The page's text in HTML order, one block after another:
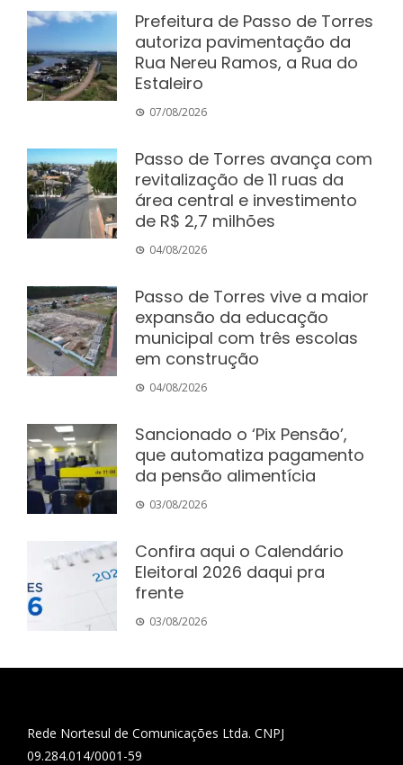
Prefeitura de Passo de Torres
autoriza pavimentação da
Rua Nereu Ramos, a Rua do
Estaleiro
07/08/2026
Passo de Torres avança com
revitalização de 11 ruas da
área central e investimento
de R$ 2,7 milhões
04/08/2026
Passo de Torres vive a maior
expansão da educação
municipal com três escolas
em construção
04/08/2026
Sancionado o ‘Pix Pensão’,
que automatiza pagamento
da pensão alimentícia
03/08/2026
Confira aqui o Calendário
Eleitoral 2026 daqui pra
frente
03/08/2026
Rede Nortesul de Comunicações Ltda. CNPJ
09.284.014/0001-59